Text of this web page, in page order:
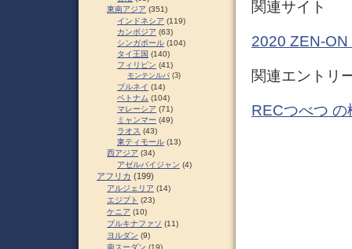
関連サイト
2020 ZEN-ON
関連エントリ
RECつべつ
東南アジア (351)
インドネシア (119)
カンボジア (63)
シンガポール (104)
タイ王国 (140)
フィリピン (41)
モンテンルパ (3)
ブルネイ (14)
ベトナム (104)
マレーシア (71)
ミャンマー (49)
ラオス (43)
東ティモール (13)
西アジア (34)
アゼルバイジャン (4)
アフリカ (199)
アルジェリア (14)
エジプト (23)
ケニア (10)
ブルキナファソ (11)
ヨルダン (9)
南スーダン (19)